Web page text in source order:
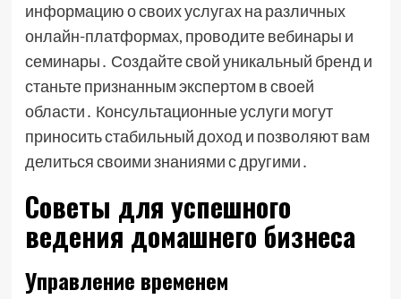
информацию о своих услугах на различных
онлайн-платформах, проводите вебинары и
семинары․ Создайте свой уникальный бренд и
станьте признанным экспертом в своей
области․ Консультационные услуги могут
приносить стабильный доход и позволяют вам
делиться своими знаниями с другими․
Советы для успешного
ведения домашнего бизнеса
Управление временем